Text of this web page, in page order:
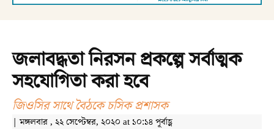
জলাবদ্ধতা নিরসন প্রকল্পে সর্বাত্মক
সহযোগিতা করা হবে
জিওসির সাথে বৈঠকে চসিক প্রশাসক
| মঙ্গলবার , ২২ সেপ্টেম্বর, ২০২০ at ১০:১৪ পূর্বাহ্ণ